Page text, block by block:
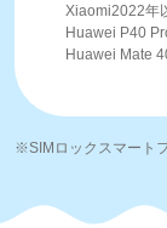
Xiaomi2022年
Huawei P40
Huawei Mate
※SIMロックスマート